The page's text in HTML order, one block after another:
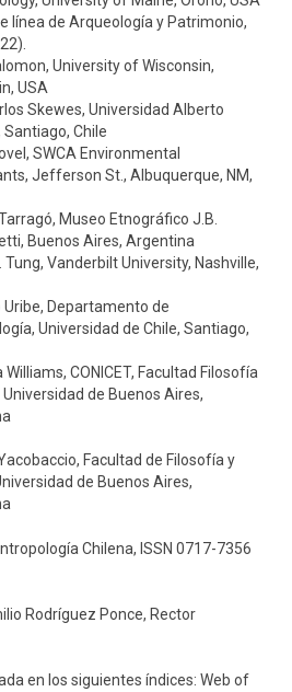
línea de Arqueología y Patrimonio,
University of Wisconsin,
USA
Skewes, Universidad Alberto
Santiago, Chile
SWCA Environmental
Jefferson St., Albuquerque, NM,
Museo Etnográfico J.B.
Buenos Aires, Argentina
Tung, Vanderbilt University, Nashville,
Uribe, Departamento de
Universidad de Chile, Santiago,
Williams, CONICET, Facultad Filosofía
Universidad de Buenos Aires,
Facultad de Filosofía y
de Buenos Aires,
Chilena, ISSN 0717-7356
Rodríguez Ponce, Rector
en los siguientes índices: Web of